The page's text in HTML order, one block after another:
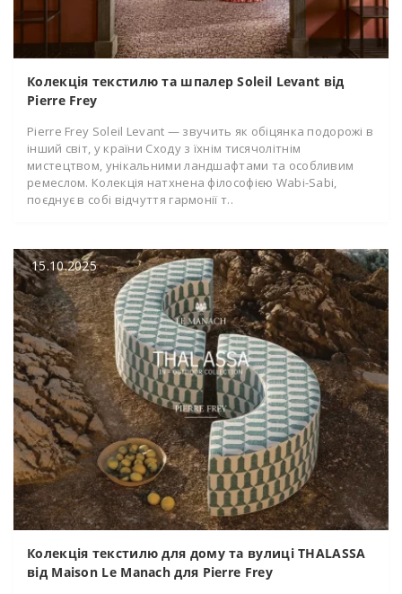
Колекція текстилю та шпалер Soleil Levant від
Pierre Frey
Pierre Frey Soleil Levant — звучить як обіцянка подорожі в
інший світ, у країни Сходу з їхнім тисячолітнім
мистецтвом, унікальними ландшафтами та особливим
ремеслом. Колекція натхнена філософією Wabi-Sabi,
поєднує в собі відчуття гармонії т..
15.10.2025
Колекція текстилю для дому та вулиці THALASSA
від Maison Le Manach для Pierre Frey